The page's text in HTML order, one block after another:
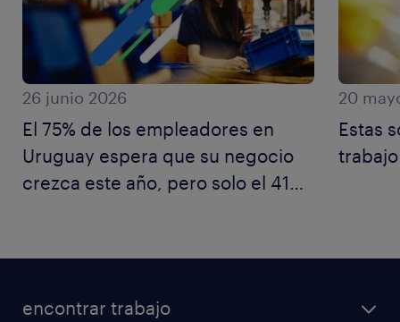
26 junio 2026
El 75% de los empleadores en
Uruguay espera que su negocio
crezca este año, pero solo el 41%
20
Estas
encontrar trabajo